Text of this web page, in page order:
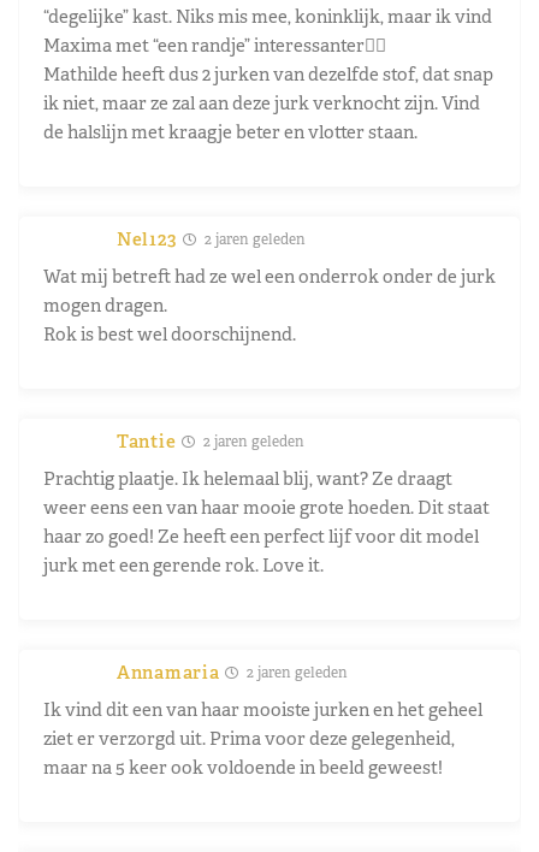
“degelijke” kast. Niks mis mee, koninklijk, maar ik vind
Maxima met “een randje” interessanter🤷‍♀️
Mathilde heeft dus 2 jurken van dezelfde stof, dat snap
ik niet, maar ze zal aan deze jurk verknocht zijn. Vind
de halslijn met kraagje beter en vlotter staan.
Nel123 2 jaren geleden
Wat mij betreft had ze wel een onderrok onder de jurk
mogen dragen.
Rok is best wel doorschijnend.
Tantie 2 jaren geleden
Prachtig plaatje. Ik helemaal blij, want? Ze draagt
weer eens een van haar mooie grote hoeden. Dit staat
haar zo goed! Ze heeft een perfect lijf voor dit model
jurk met een gerende rok. Love it.
Annamaria 2 jaren geleden
Ik vind dit een van haar mooiste jurken en het geheel
ziet er verzorgd uit. Prima voor deze gelegenheid,
maar na 5 keer ook voldoende in beeld geweest!